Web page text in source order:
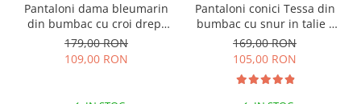
Pantaloni dama bleumarin
din bumbac cu croi drept
Cara
179,00 RON
109,00 RON
Pantaloni conici Tessa din
bumbac cu snur in talie -
Negru
169,00 RON
105,00 RON